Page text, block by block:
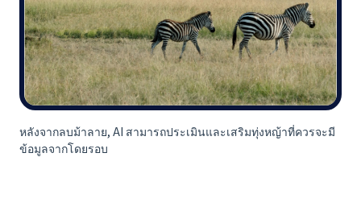
หลังจากลบม้าลาย, AI สามารถประเมินและเสริมทุ่งหญ้าที่ควรจะมี
ข้อมูลจากโดยรอบ